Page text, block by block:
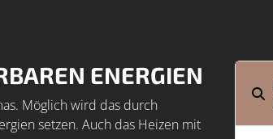
ENERGIEN
Möglich wird das durch
setzen. Auch das Heizen mit